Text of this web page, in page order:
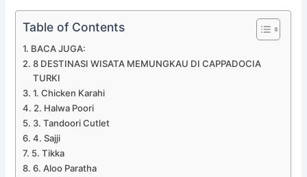
Table of Contents
BACA JUGA:
8 DESTINASI WISATA MEMUNGKAU DI CAPPADOCIA
TURKI
1. Chicken Karahi
2. Halwa Poori
3. Tandoori Cutlet
4. Sajji
5. Tikka
6. Aloo Paratha